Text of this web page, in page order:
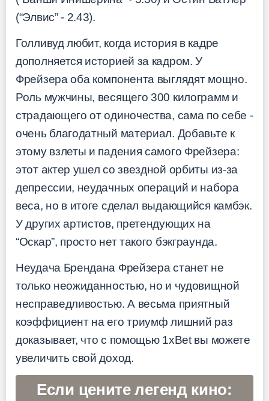
(“Элвис” - 2.43).
Голливуд любит, когда история в кадре
дополняется историей за кадром. У
Фрейзера оба компонента выглядят мощно.
Роль мужчины, весящего 300 килограмм и
страдающего от одиночества, сама по себе -
очень благодатный материал. Добавьте к
этому взлеты и падения самого Фрейзера:
этот актер ушел со звездной орбиты из-за
депрессии, неудачных операций и набора
веса, но в итоге сделал выдающийся камбэк.
У других артистов, претендующих на
“Оскар”, просто нет такого бэкграунда.
Неудача Брендана Фрейзера станет не
только неожиданностью, но и чудовищной
несправедливостью. А весьма приятный
коэффициент на его триумф лишний раз
доказывает, что с помощью 1xBet вы можете
увеличить свой доход.
Если цените легенд кино: